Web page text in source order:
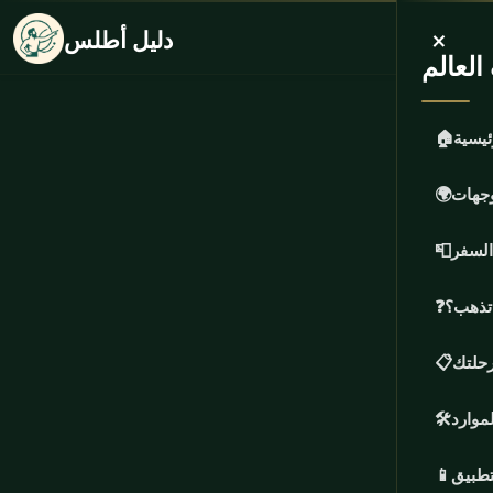
دليل أطلس ×
🏠
🌍
📮
❓تذهب؟
📋
🛠️
📱